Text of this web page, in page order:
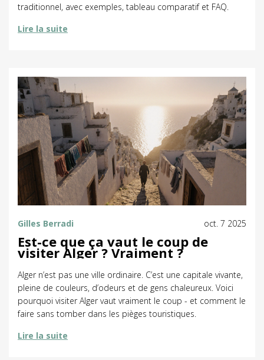
traditionnel, avec exemples, tableau comparatif et FAQ.
Lire la suite
Gilles Berradi oct. 7 2025
Est-ce que ça vaut le coup de
visiter Alger ? Vraiment ?
Alger n’est pas une ville ordinaire. C’est une capitale vivante,
pleine de couleurs, d’odeurs et de gens chaleureux. Voici
pourquoi visiter Alger vaut vraiment le coup - et comment le
faire sans tomber dans les pièges touristiques.
Lire la suite